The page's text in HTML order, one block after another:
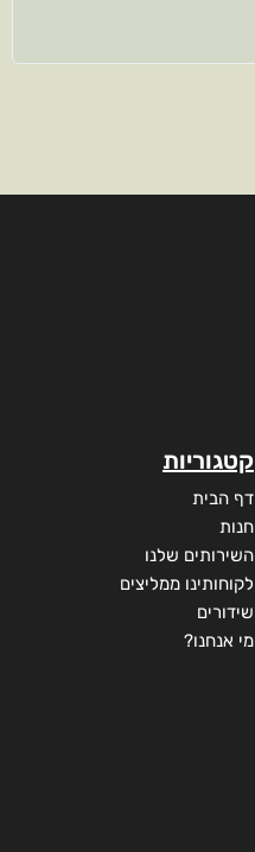
קטגוריות
דף הבית
חנות
השירותים שלנו
לקוחותינו ממליצים
שידורים
מי אנחנו?